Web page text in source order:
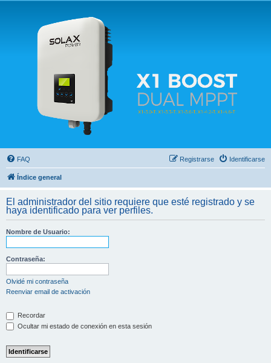
Solax FAQ
Lugar para intercambiar dudas sobre inversores solares Solax y temas relacionados.
FAQ Identificarse
Registrarse
Índice general
El administrador del sitio requiere que esté registrado y se
haya identificado para ver perfiles.
Nombre de Usuario:
Contraseña:
Olvidé mi contraseña
Reenviar email de activación
Recordar
Ocultar mi estado de conexión en esta sesión